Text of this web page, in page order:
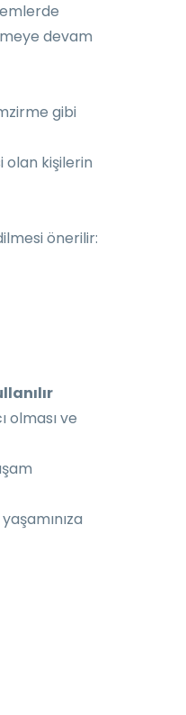
devam
gibi
olan kişilerin
önerilir:
olması ve